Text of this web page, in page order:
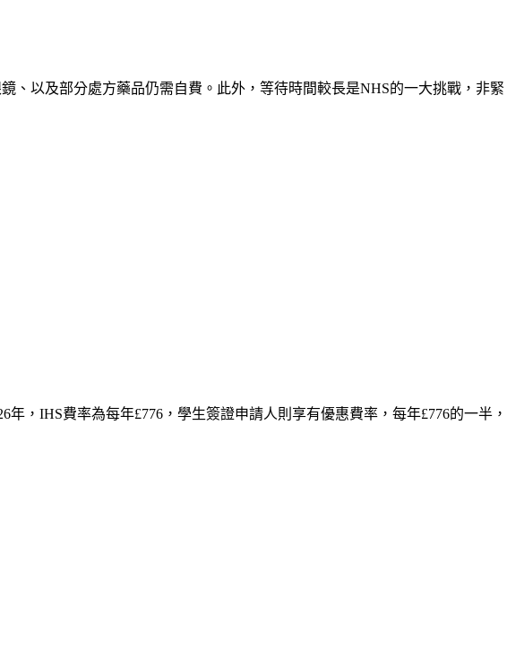
、以及部分處方藥品仍需自費。此外，等待時間較長是NHS的一大挑戰，非緊
，IHS費率為每年£776，學生簽證申請人則享有優惠費率，每年£776的一半，